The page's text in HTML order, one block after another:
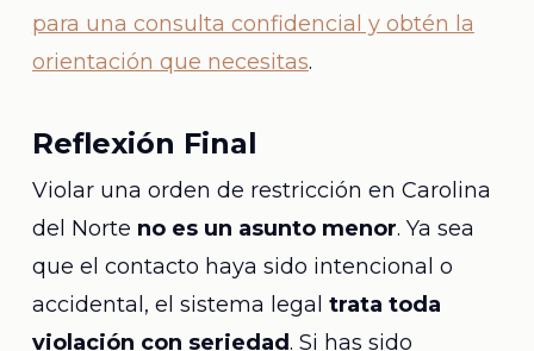
para una consulta confidencial y obtén la
orientación que necesitas.
Reflexión Final
Violar una orden de restricción en Carolina
del Norte no es un asunto menor. Ya sea
que el contacto haya sido intencional o
accidental, el sistema legal trata toda
violación con seriedad. Si has sido